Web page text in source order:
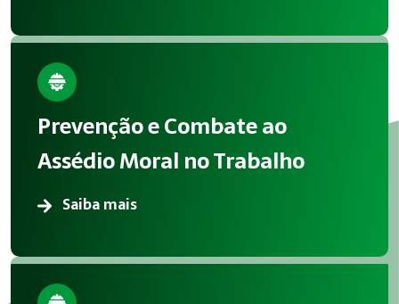
Prevenção e Combate ao
Assédio Moral no Trabalho
Saiba mais